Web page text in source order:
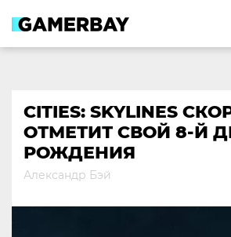
content
CITIES: SKYLINES
ОТМЕТИТ СВОЙ 8-Й
РОЖДЕНИЯ
Александр Бэй